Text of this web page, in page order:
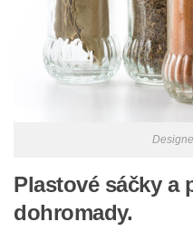
Plastové sáčky a
dohromady.